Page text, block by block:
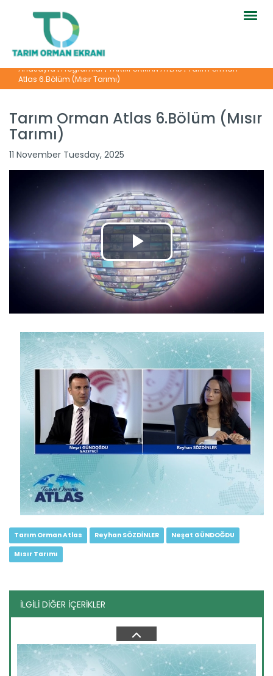
Anasayfa|Programlar|TARIM ORMAN ATLAS|Tarım Orman
Atlas 6.Bölüm (Mısır Tarımı)
Tarım Orman Atlas 6.Bölüm (Mısır
Tarımı)
11 November Tuesday, 2025
Tarım Orman Atlas Reyhan SÖZDİNLER Neşat GÜNDOĞDU
Mısır Tarımı
İLGİLİ DİĞER İÇERİKLER
Tarım Orman Atlas 16.Bölüm...
Tarım Orman Atlas 15.Bölüm...
Tarım Orman Atlas 14.Bölüm...
Devamını Oku ->
Tarım Orman Atlas 13.Bölüm...